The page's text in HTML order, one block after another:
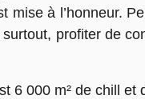
mise à l’honneur.
profiter de
6 000 m² de chill